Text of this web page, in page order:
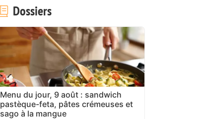
Dossiers
Menu du jour, 9 août : sandwich
pastèque-feta, pâtes crémeuses et
sago à la mangue